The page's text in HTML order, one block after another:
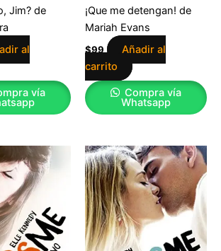
Jim? de
al
vía
¡Que me detengan! de
Mariah Evans
$99
Añadir al
carrito
Compra vía
Whatsapp